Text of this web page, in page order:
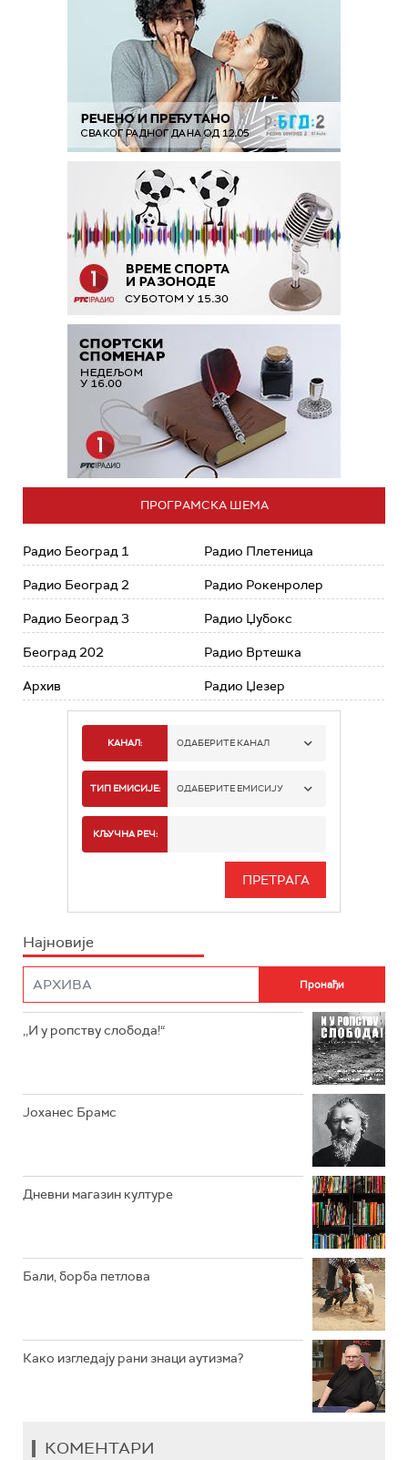
ПРОГРАМСКА ШЕМА
Радио Београд 1
Радио Београд 2
Радио Београд 3
Београд 202
Архив
Радио Плетеница
Радио Рокенролер
Радио Џубокс
Радио Вртешка
Радио Џезер
КАНАЛ: ОДАБЕРИТЕ КАНАЛ
РАДИО БЕОГРАД 1
РАДИО БЕОГРАД 3
РАДИО РОКЕНРОЛЕР
РАДИО ЏЕЗЕР
ТИП ЕМИСИЈЕ: ОДАБЕРИТЕ ЕМИСИЈУ
ИНФО
КЉУЧНА РЕЧ:
Најновије
,,И у ропству слобода!“
Јоханес Брамс
Дневни магазин културе
Бали, борба петлова
Како изгледају рани знаци аутизма?
КОМЕНТАРИ